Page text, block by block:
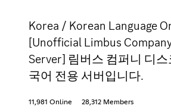
Korea / Korean Language
[Unofficial Limbus
Server] 림버스 컴퍼니 디
국어 전용 서버입니다.
11,981 Online 28,312 Members